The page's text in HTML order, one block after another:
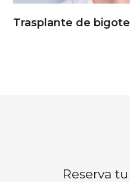
Trasplante de
Reserva